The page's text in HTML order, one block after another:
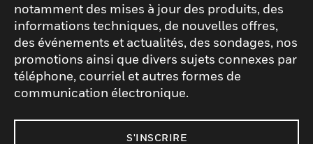
notamment des mises à jour des produits, des
informations techniques, de nouvelles offres,
des événements et actualités, des sondages, nos
promotions ainsi que divers sujets connexes par
téléphone, courriel et autres formes de
communication électronique.
S'INSCRIRE